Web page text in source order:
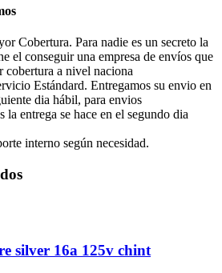
Cobertura. Para nadie es un secreto la
el conseguir una empresa de envíos que
cobertura a nivel naciona
Estándard. Entregamos su envio en
dia hábil, para envios
la entrega se hace en el segundo dia
interno según necesidad.
silver 16a 125v chint